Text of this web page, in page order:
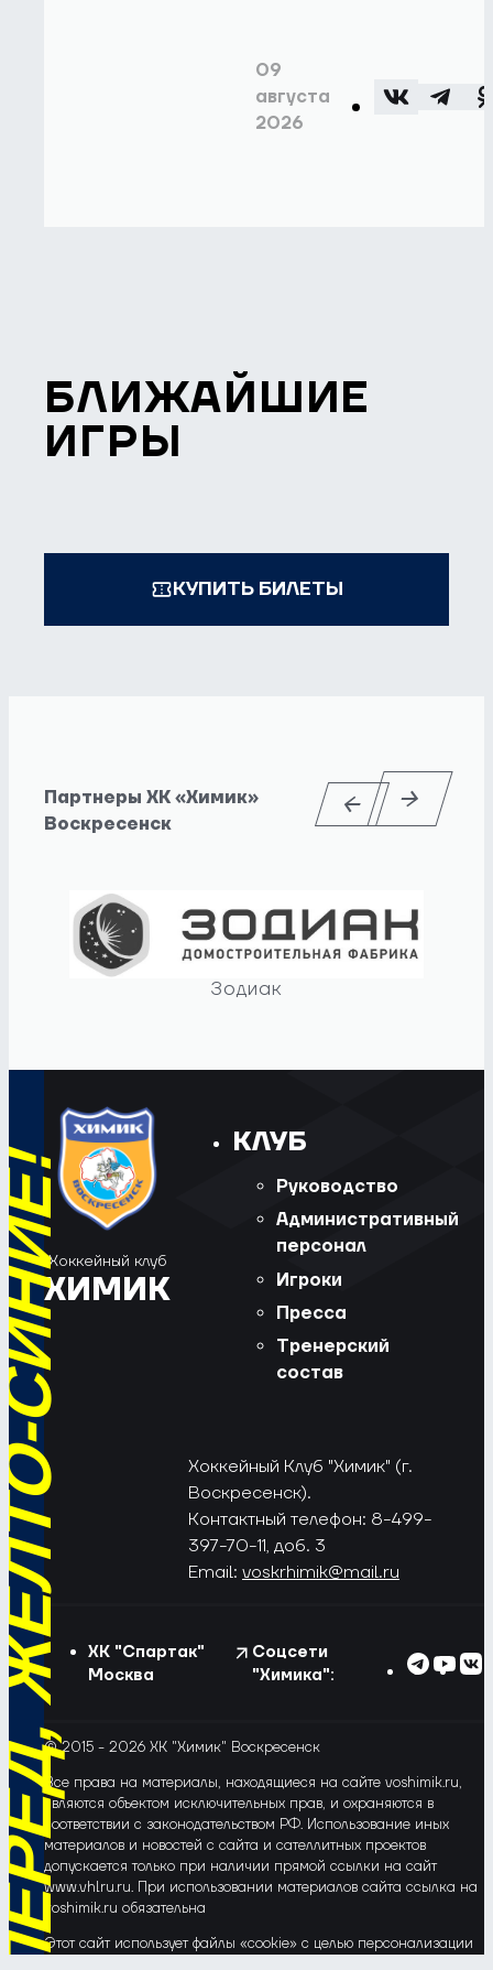
09
августа
2026
БЛИЖАЙШИЕ
ИГРЫ
КУПИТЬ БИЛЕТЫ
Партнеры ХК «Химик»
Воскресенск
Зодиак
СИНИЕ!
Хоккейный клуб
ХИМИК
КЛУБ
Руководство
Административный
персонал
Игроки
Пресса
Тренерский
состав
Хоккейный Клуб "Химик" (г.
Воскресенск).
Контактный телефон: 8-499-
397-70-11, доб. 3
Email: voskrhimik@mail.ru
ХК "Спартак"
Москва
Соцсети
"Химика":
© 2015 - 2026 ХК "Химик" Воскресенск
Все права на материалы, находящиеся на сайте voshimik.ru,
являются объектом исключительных прав, и охраняются в
соответствии с законодательством РФ. Использование иных
материалов и новостей с сайта и сателлитных проектов
допускается только при наличии прямой ссылки на сайт
www.vhlru.ru. При использовании материалов сайта ссылка на
voshimik.ru обязательна
Этот сайт использует файлы «cookie» с целью персонализации